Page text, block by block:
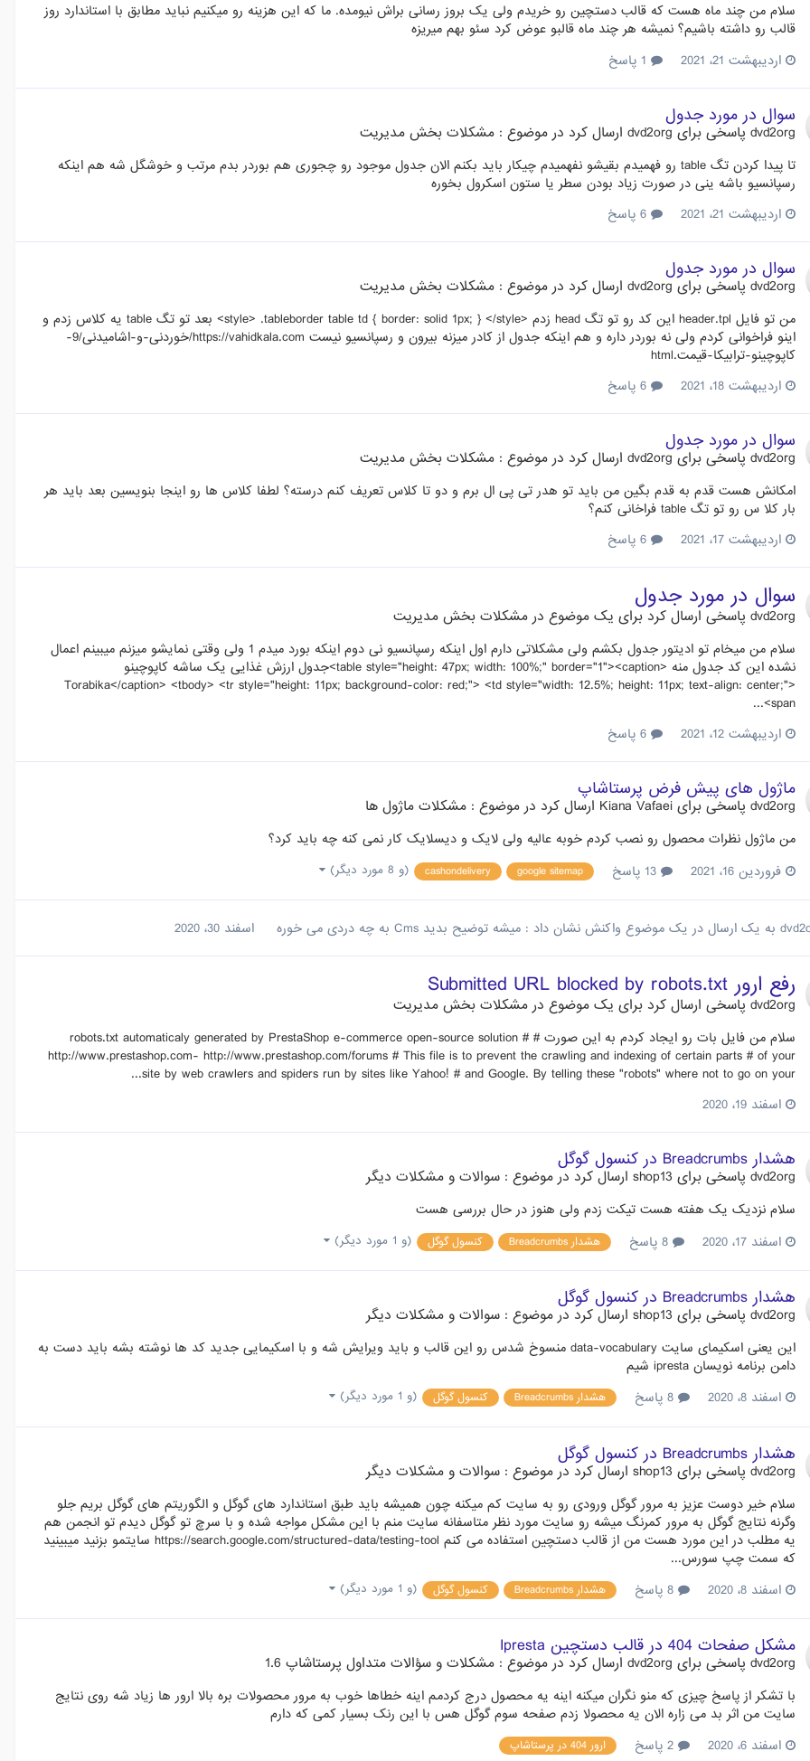
سلام من چند ماه هست که قالب دستچین رو خریدم ولی یک بروز رسانی براش نیومده. ما که این هزینه رو میکنیم نباید مطابق با استاندارد روز
قالب رو داشته باشیم؟ نمیشه هر چند ماه قالبو عوض کرد سئو بهم میریزه
اردیبهشت 21، 2021
سوال در مورد جدول
dvd2org پاسخی برای dvd2org ارسال کرد در موضوع : مشکلات بخش مدیریت
تا پیدا کردن تگ table رو فهمیدم بقیشو نفهمیدم چیکار باید بکنم الان جدول موجود رو چجوری هم بوردر بدم مرتب و خوشگل شه هم اینکه
رسپانسیو باشه ینی در صورت زیاد بودن سطر یا ستون اسکرول بخوره
اردیبهشت 21، 2021
سوال در مورد جدول
dvd2org پاسخی برای dvd2org ارسال کرد در موضوع : مشکلات بخش مدیریت
من تو فایل header.tpl این کد رو تو تگ head زدم <style> .tableborder table td { border: solid 1px; } </style> بعد تو تگ table یه کلاس زدم و
اینو فراخوانی کردم ولی نه بوردر داره و هم اینکه جدول از کادر میزنه بیرون و رسپانسیو نیست https://vahidkala.com/خوردنی-و-اشامیدنی/9-
کاپوچینو-ترابیکا-قیمت.html
اردیبهشت 18، 2021
سوال در مورد جدول
dvd2org پاسخی برای dvd2org ارسال کرد در موضوع : مشکلات بخش مدیریت
امکانش هست قدم به قدم بگین من باید تو هدر تی پی ال برم و دو تا کلاس تعریف کنم درسته؟ لطفا کلاس ها رو اینجا بنویسین بعد باید هر
بار کلا س رو تو تگ table فراخانی کنم؟
اردیبهشت 17، 2021
سوال در مورد جدول
dvd2org پاسخی ارسال کرد برای یک موضوع در مشکلات بخش مدیریت
سلام من میخام تو ادیتور جدول بکشم ولی مشکلاتی دارم اول اینکه رسپانسیو نی دوم اینکه بورد میدم 1 ولی وقتی نمایشو میزنم میبینم اعمال
نشده این کد جدول منه <table style="height: 47px; width: 100%;" border="1"><caption>جدول ارزش غذایی یک ساشه کاپوچینو
Torabika</caption> <tbody> <tr style="height: 11px; background-color: red;"> <td style="width: 12.5%; height: 11px; text-align: center;">
<span...
اردیبهشت 12، 2021
ماژول های پیش فرض پرستاشاپ
dvd2org پاسخی برای Kiana Vafaei ارسال کرد در موضوع : مشکلات ماژول ها
من ماژول نظرات محصول رو نصب کردم خوبه عالیه ولی لایک و دیسلایک کار نمی کنه چه باید کرد؟
فروردین 16، 2021
google sitemap
cashondelivery (و 8 مورد دیگر)
به یک ارسال در یک موضوع واکنش نشان داد : میشه توضیح بدید Cms به چه دردی می خوره اسفند 30، 2020
رفع ارور Submitted URL blocked by robots.txt
dvd2org پاسخی ارسال کرد برای یک موضوع در مشکلات بخش مدیریت
سلام من فایل بات رو ایجاد کردم به این صورت # robots.txt automaticaly generated by PrestaShop e-commerce open-source solution #
http://www.prestashop.com- http://www.prestashop.com/forums # This file is to prevent the crawling and indexing of certain parts # of your
site by web crawlers and spiders run by sites like Yahoo! # and Google. By telling these "robots" where not to go on your...
اسفند 19، 2020
هشدار Breadcrumbs در کنسول گوگل
dvd2org پاسخی برای shop13 ارسال کرد در موضوع : سوالات و مشکلات دیگر
سلام نزدیک یک هفته هست تیکت زدم ولی هنوز در حال بررسی هست
اسفند 17، 2020
هشدار Breadcrumbs کنسول گوگل (و 1 مورد دیگر)
هشدار Breadcrumbs در کنسول گوگل
dvd2org پاسخی برای shop13 ارسال کرد در موضوع : سوالات و مشکلات دیگر
این یعنی اسکیمای سایت data-vocabulary منسوخ شدس رو این قالب و باید ویرایش شه و با اسکیمایی جدید کد ها نوشته بشه باید دست به
دامن برنامه نویسان ipresta شیم
اسفند 8، 2020
هشدار Breadcrumbs کنسول گوگل (و 1 مورد دیگر)
هشدار Breadcrumbs در کنسول گوگل
dvd2org پاسخی برای shop13 ارسال کرد در موضوع : سوالات و مشکلات دیگر
سلام خیر دوست عزیز به مرور گوگل ورودی رو به سایت کم میکنه چون همیشه باید طبق استاندارد های گوگل و الگوریتم های گوگل بریم جلو
وگرنه نتایج گوگل به مرور کمرنگ میشه رو سایت مورد نظر متاسفانه سایت منم با این مشکل مواجه شده و با سرچ تو گوگل دیدم تو انجمن هم
یه مطلب در این مورد هست من از قالب دستچین استفاده می کنم https://search.google.com/structured-data/testing-tool سایتمو بزنید میبینید
که سمت چپ سورس...
اسفند 8، 2020
هشدار Breadcrumbs کنسول گوگل (و 1 مورد دیگر)
مشکل صفحات 404 در قالب دستچین Ipresta
dvd2org پاسخی برای dvd2org ارسال کرد در موضوع : مشکلات و سؤالات متداول پرستاشاپ 1.6
با تشکر از پاسخ چیزی که منو نگران میکنه اینه یه محصول درج کردمم اینه خطاها خوب به مرور محصولات بره بالا ارور ها زیاد شه روی نتایج
سایت من اثر بد می زاره الان یه محصولا زدم صفحه سوم گوگل هس با این رنک بسیار کمی که دارم
اسفند 6، 2020
ارور 404 در پرستاشاپ